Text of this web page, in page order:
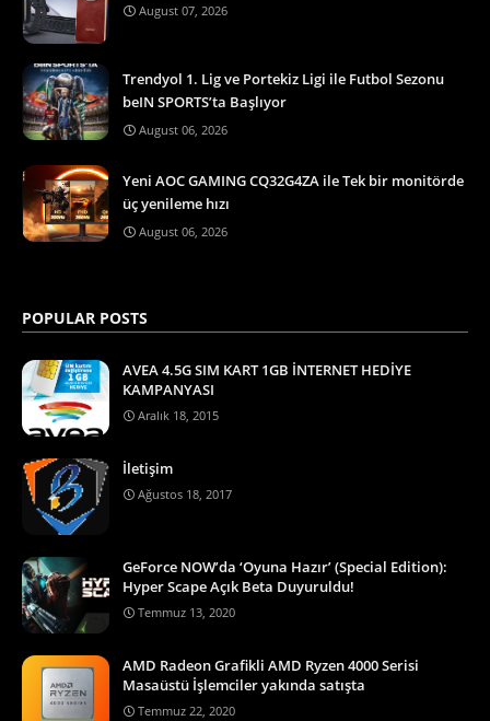
August 07, 2026
Trendyol 1. Lig ve Portekiz Ligi ile Futbol Sezonu
beIN SPORTS’ta Başlıyor
August 06, 2026
Yeni AOC GAMING CQ32G4ZA ile Tek bir monitörde
üç yenileme hızı
August 06, 2026
POPULAR POSTS
AVEA 4.5G SIM KART 1GB İNTERNET HEDİYE
KAMPANYASI
Aralık 18, 2015
İletişim
Ağustos 18, 2017
GeForce NOW’da ‘Oyuna Hazır’ (Special Edition):
Hyper Scape Açık Beta Duyuruldu!
Temmuz 13, 2020
AMD Radeon Grafikli AMD Ryzen 4000 Serisi
Masaüstü İşlemciler yakında satışta
Temmuz 22, 2020